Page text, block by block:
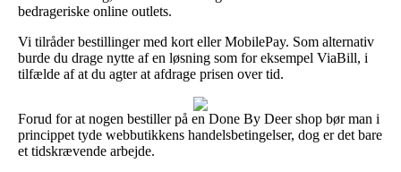
bedrageriske online outlets.
Vi tilråder bestillinger med kort eller MobilePay. Som alternativ
burde du drage nytte af en løsning som for eksempel ViaBill, i
tilfælde af at du agter at afdrage prisen over tid.
Forud for at nogen bestiller på en Done By Deer shop bør man i
princippet tyde webbutikkens handelsbetingelser, dog er det bare
et tidskrævende arbejde.